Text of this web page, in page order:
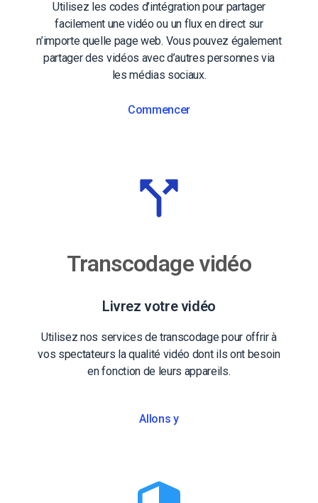
Utilisez les codes d’intégration pour partager
facilement une vidéo ou un flux en direct sur
n’importe quelle page web. Vous pouvez également
partager des vidéos avec d’autres personnes via
les médias sociaux.
Commencer
Transcodage vidéo
Livrez votre vidéo
Utilisez nos services de transcodage pour offrir à
vos spectateurs la qualité vidéo dont ils ont besoin
en fonction de leurs appareils.
Allons y